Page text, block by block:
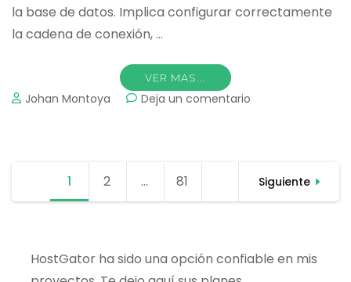
la base de datos. Implica configurar correctamente
la cadena de conexión, …
VER MAS...
Johan Montoya Deja un comentario
SQL
Paginación
Página
1 Página
2 … Página
81 Siguiente
HostGator ha sido una opción confiable en mis